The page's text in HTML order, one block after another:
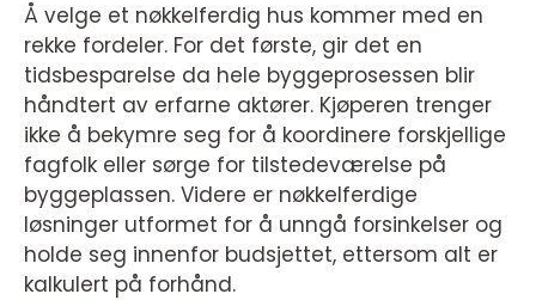
Å velge et nøkkelferdig hus kommer med en
rekke fordeler. For det første, gir det en
tidsbesparelse da hele byggeprosessen blir
håndtert av erfarne aktører. Kjøperen trenger
ikke å bekymre seg for å koordinere forskjellige
fagfolk eller sørge for tilstedeværelse på
byggeplassen. Videre er nøkkelferdige
løsninger utformet for å unngå forsinkelser og
holde seg innenfor budsjettet, ettersom alt er
kalkulert på forhånd.